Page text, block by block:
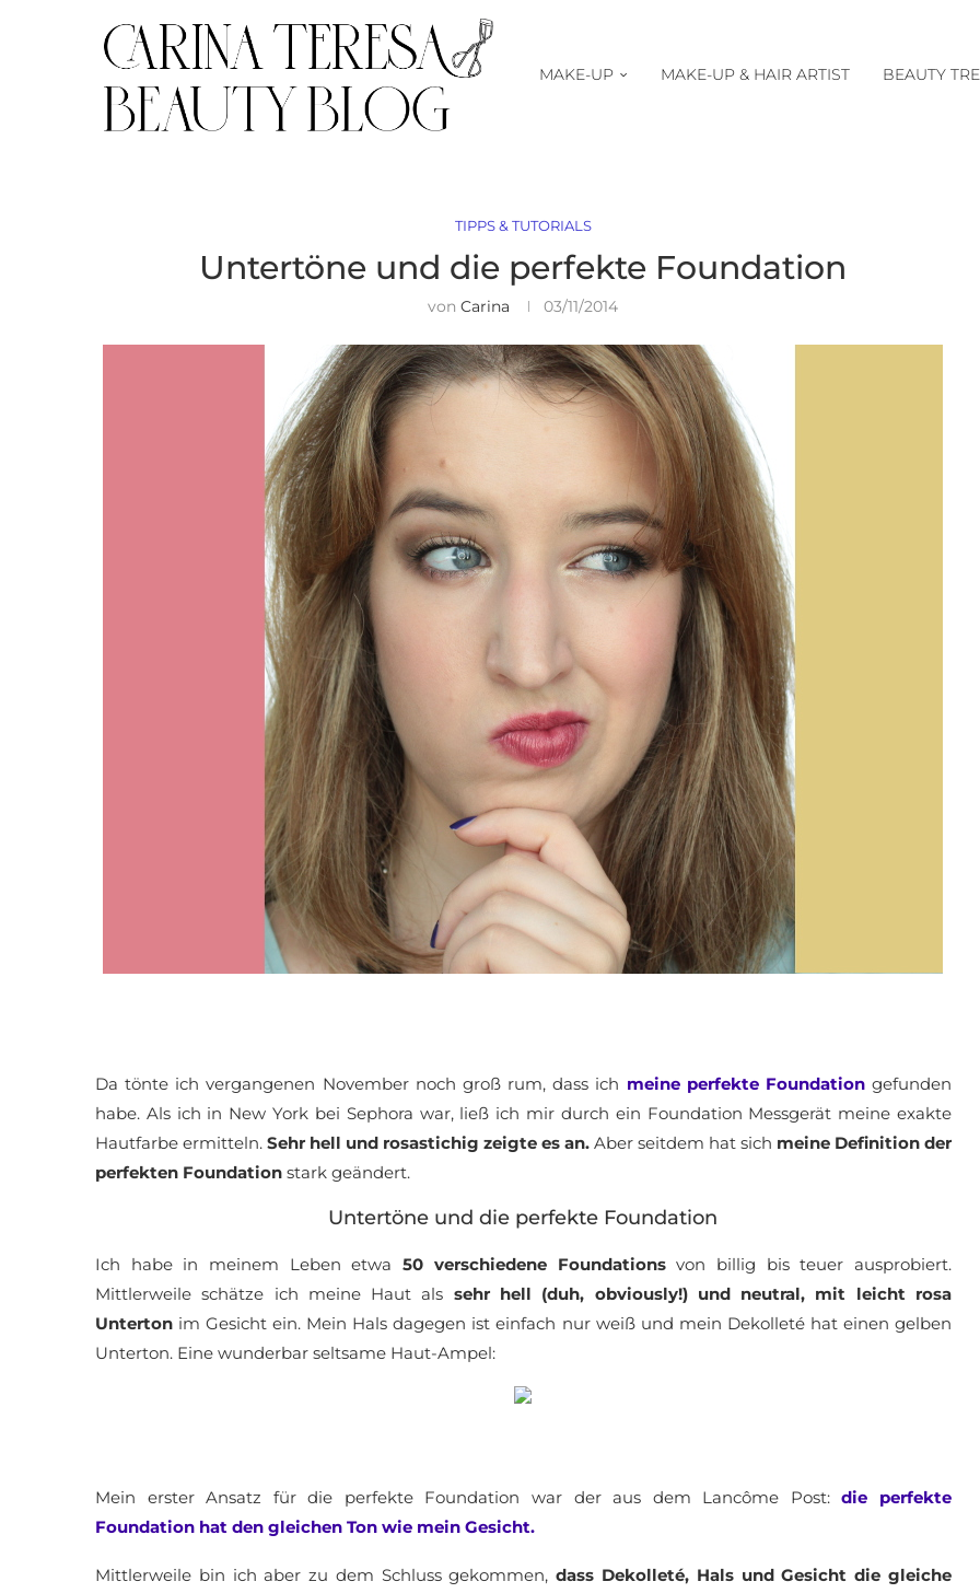
MAKE-UP MAKE-UP & HAIR ARTIST BEAUTY
TIPPS & TUTORIALS
Untertöne und die perfekte Foundation
vonCarina 03/11/2014
Da tönte ich vergangenen November noch groß rum, dass ich meine perfekte Foundationgefunden
habe. Als ich in New York bei Sephora war, ließ ich mir durch ein Foundation Messgerät meine exakte
Hautfarbe ermitteln. Sehr hell und rosastichig zeigte es an. Aber seitdem hat sich meine Definition der
perfekten Foundation stark geändert.
Untertöne und die perfekte Foundation
Ich habe in meinem Leben etwa50 verschiedene Foundationsvon billig bis teuer ausprobiert.
Mittlerweile schätze ich meine Haut als sehr hell (duh, obviously!) und neutral, mit leicht rosa
Unterton im Gesicht ein. Mein Hals dagegen ist einfach nur weiß und mein Dekolleté hat einen gelben
Unterton. Eine wunderbar seltsame Haut-Ampel:
Mein erster Ansatz für die perfekte Foundation war der aus dem Lancôme Post:die perfekte
Foundation hat den gleichen Ton wie mein Gesicht.
Mittlerweile bin ich aber zu dem Schluss gekommen, dass Dekolleté, Hals und Gesicht die gleiche